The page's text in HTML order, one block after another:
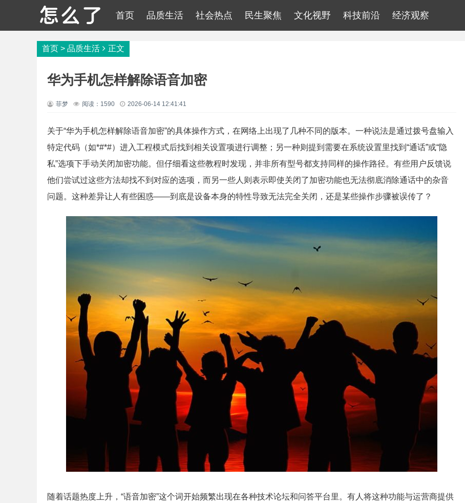
首页 品质生活 社会热点 民生聚焦 文化视野 科技前沿 经济观察
首页 > 品质生活 正文
华为手机怎样解除语音加密
菲梦 阅读：1590 2026-06-14 12:41:41
关于“华为手机怎样解除语音加密”的具体操作方式，在网络上出现了几种不同的版本。一种说法是通过拨号盘输入
特定代码（如*#*#）进入工程模式后找到相关设置项进行调整；另一种则提到需要在系统设置里找到“通话”或“隐
私”选项下手动关闭加密功能。但仔细看这些教程时发现，并非所有型号都支持同样的操作路径。有些用户反馈说
他们尝试过这些方法却找不到对应的选项，而另一些人则表示即使关闭了加密功能也无法彻底消除通话中的杂音
问题。这种差异让人有些困惑——到底是设备本身的特性导致无法完全关闭，还是某些操作步骤被误传了？
随着话题热度上升，“语音加密”这个词开始频繁出现在各种技术论坛和问答平台里。有人将这种功能与运营商提供